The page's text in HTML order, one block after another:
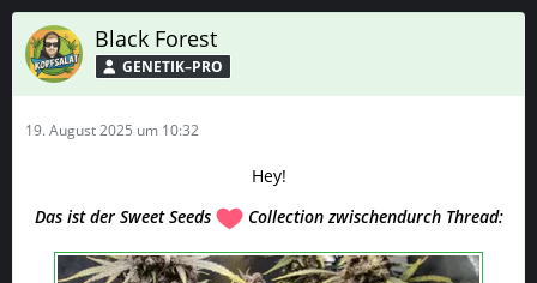
Black Forest
GENETIK–PRO
19. August 2025 um 10:32
Hey!
Das ist der Sweet Seeds
Collection zwischendurch Thread: